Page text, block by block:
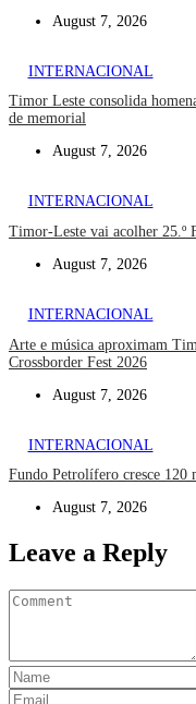
August 7, 2026
INTERNACIONAL
Timor Leste consolida
de memorial
August 7, 2026
INTERNACIONAL
Timor-Leste vai acolher 25.º
August 7, 2026
INTERNACIONAL
Arte e música aproximam
Crossborder Fest 2026
August 7, 2026
INTERNACIONAL
Fundo Petrolífero cresce 120
August 7, 2026
Leave a Reply